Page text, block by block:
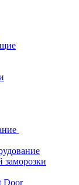
заморозки
Door